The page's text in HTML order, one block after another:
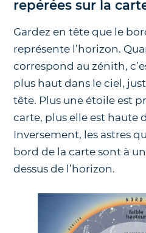
repérées sur la
Gardez en tête que le
représente l’horizon.
correspond au zénith,
plus haut dans le ciel,
tête. Plus une étoile est
carte, plus elle est haute
Inversement, les astres
bord de la carte sont à
dessus de l’horizon.